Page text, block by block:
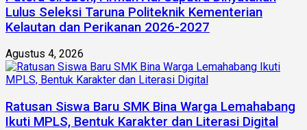
Lulus Seleksi Taruna Politeknik Kementerian
Kelautan dan Perikanan 2026-2027
Agustus 4, 2026
Ratusan Siswa Baru SMK Bina Warga Lemahabang
Ikuti MPLS, Bentuk Karakter dan Literasi Digital